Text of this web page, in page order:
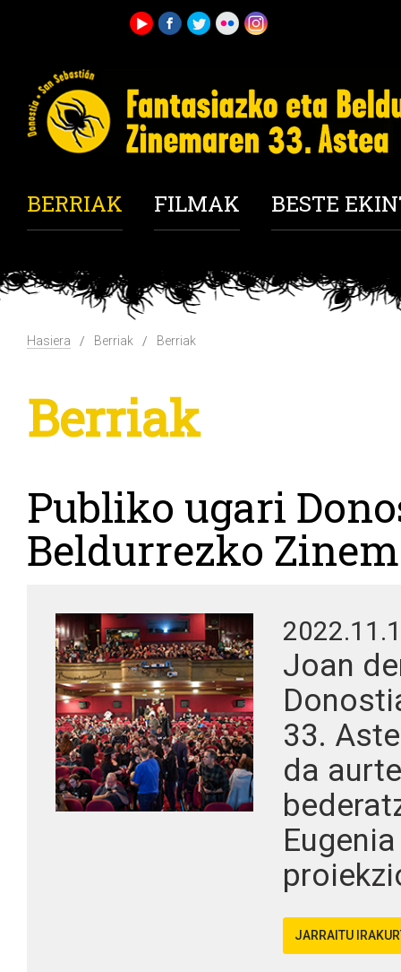
BERRIAK FILMAK BESTE
Hasiera Berriak Berriak
Berriak
Publiko ugari
Beldurrezko
Joan
33.
da
JARRAITU